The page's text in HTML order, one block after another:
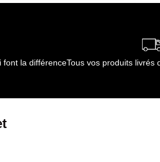
saturés 0.04 g
font la différenceTous vos produits livrés